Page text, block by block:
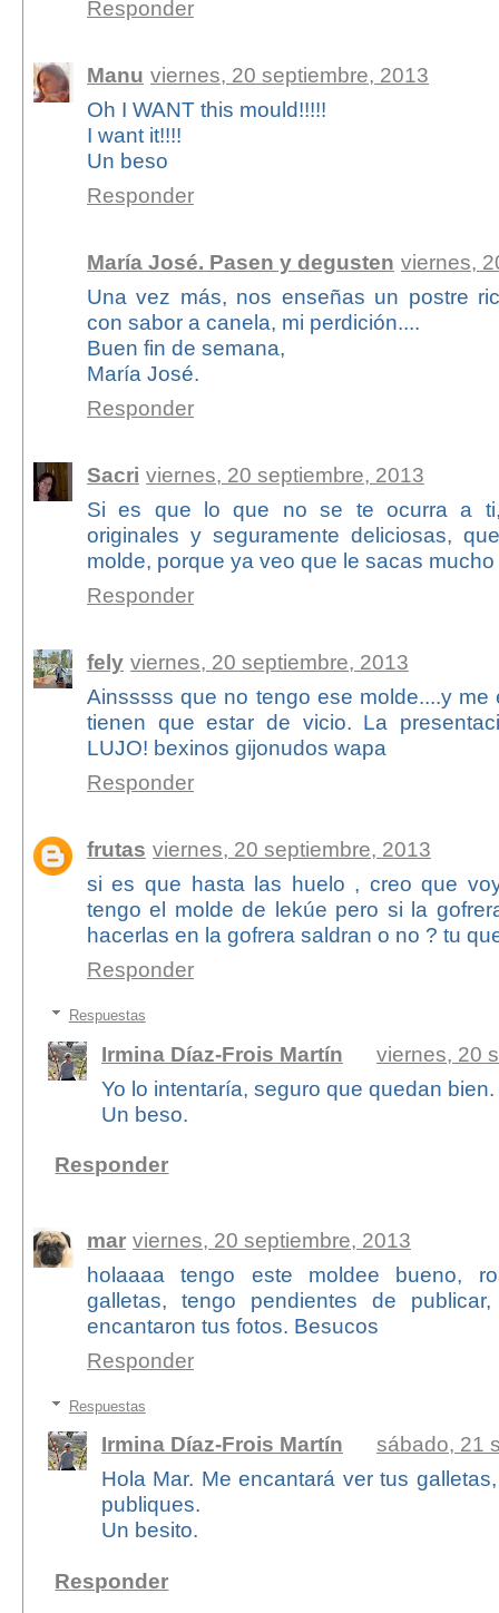
Responder
Manu viernes, 20 septiembre, 2013
Oh I WANT this mould!!!!!
I want it!!!!
Un beso
Responder
María José. Pasen y degusten viernes,
Una vez más, nos enseñas un postre
con sabor a canela, mi perdición....
Buen fin de semana,
María José.
Responder
Sacri viernes, 20 septiembre, 2013
Si es que lo que no se te ocurra a
originales y seguramente deliciosas,
molde, porque ya veo que le sacas
Responder
fely viernes, 20 septiembre, 2013
Ainsssss que no tengo ese molde....y me
tienen que estar de vicio. La
LUJO! bexinos gijonudos wapa
Responder
frutas viernes, 20 septiembre, 2013
si es que hasta las huelo , creo que
tengo el molde de lekúe pero si la
hacerlas en la gofrera saldran o no ? tu
Responder
Respuestas
Irmina Díaz-Frois Martín
viernes, 20
Yo lo intentaría, seguro que quedan bien.
Un beso.
Responder
mar viernes, 20 septiembre, 2013
holaaaa tengo este moldee bueno,
galletas, tengo pendientes de
encantaron tus fotos. Besucos
Responder
Respuestas
Irmina Díaz-Frois Martín
sábado, 21
Hola Mar. Me encantará ver tus
publiques.
Un besito.
Responder